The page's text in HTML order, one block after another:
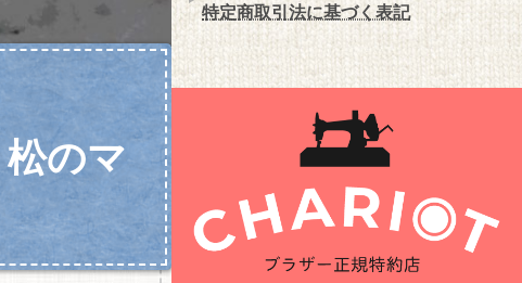
のマ
特定商取引法に基づく表記